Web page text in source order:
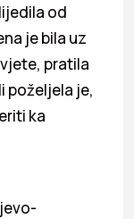
od
je bila uz
pratila
poželjela je,
ka